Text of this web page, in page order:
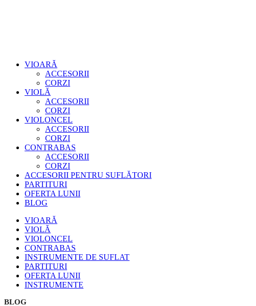
VIOARĂ
ACCESORII
CORZI
VIOLĂ
ACCESORII
CORZI
VIOLONCEL
ACCESORII
CORZI
CONTRABAS
ACCESORII
CORZI
ACCESORII PENTRU SUFLĂTORI
PARTITURI
OFERTA LUNII
BLOG
VIOARĂ
VIOLĂ
VIOLONCEL
CONTRABAS
INSTRUMENTE DE SUFLAT
PARTITURI
OFERTA LUNII
INSTRUMENTE
BLOG